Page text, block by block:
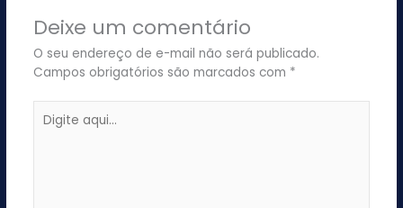
Deixe um comentário
O seu endereço de e-mail não será publicado.
Campos obrigatórios são marcados com *
aqui...